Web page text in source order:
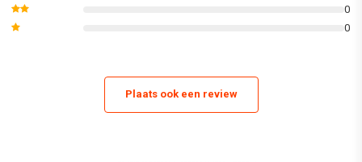
Artikelnummer 11212
Afmetingen 450*330*105 L(engte)x D(iepte)x H(oogte) in mm
0
0
Plaats ook een review